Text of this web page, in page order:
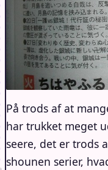
På trods af at
har trukket meget
seere, det er trods
shounen serier,